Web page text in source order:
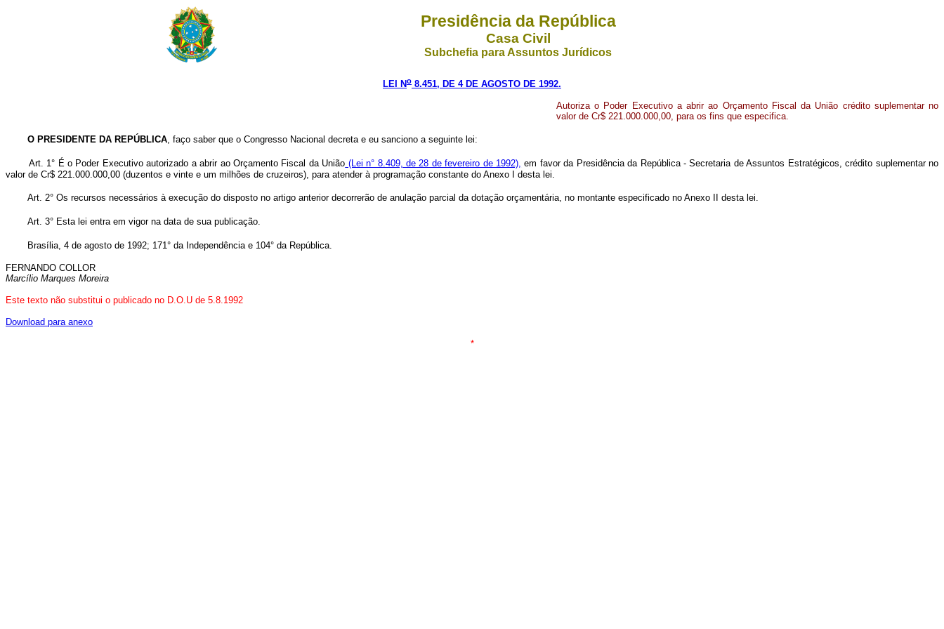
Presidência da República
Casa Civil
Subchefia para Assuntos Jurídicos
LEI No 8.451, DE 4 DE AGOSTO DE 1992.
Autoriza o Poder Executivo a abrir ao Orçamento Fiscal da União crédito suplementar no
valor de Cr$ 221.000.000,00, para os fins que especifica.
O PRESIDENTE DA REPÚBLICA, faço saber que o Congresso Nacional decreta e eu sanciono a seguinte lei:
Art. 1° É o Poder Executivo autorizado a abrir ao Orçamento Fiscal da União (Lei n° 8.409, de 28 de fevereiro de 1992), em favor da Presidência da República - Secretaria de Assuntos Estratégicos, crédito suplementar no
valor de Cr$ 221.000.000,00 (duzentos e vinte e um milhões de cruzeiros), para atender à programação constante do Anexo I desta lei.
Art. 2° Os recursos necessários à execução do disposto no artigo anterior decorrerão de anulação parcial da dotação orçamentária, no montante especificado no Anexo II desta lei.
Art. 3° Esta lei entra em vigor na data de sua publicação.
Brasília, 4 de agosto de 1992; 171° da Independência e 104° da República.
FERNANDO COLLOR
Marcílio Marques Moreira
Este texto não substitui o publicado no D.O.U de 5.8.1992
Download para anexo
*